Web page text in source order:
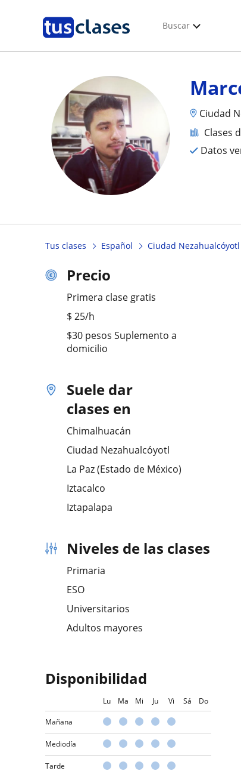
Buscar
Ciudad
Clases
Datos
Tus clases Español Ciudad Nezahualcóyotl
Precio
Primera clase gratis
$ 25/h
$30 pesos Suplemento a
domicilio
Suele dar
clases en
Chimalhuacán
Ciudad Nezahualcóyotl
La Paz (Estado de México)
Iztacalco
Iztapalapa
Niveles de las clases
Primaria
ESO
Universitarios
Adultos mayores
Disponibilidad
Lu Ma Mi Ju Vi Sá Do
Mañana
Mediodía
Tarde